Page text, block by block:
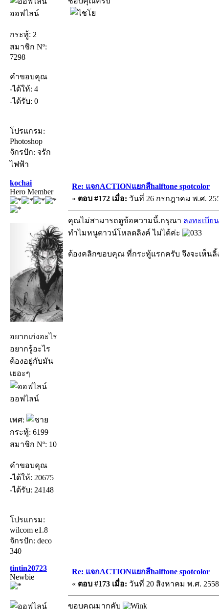
ออฟไลน์
กระทู้: 2
สมาชิก Nº:
7298
คำขอบคุณ
-ได้ให้: 4
-ได้รับ: 0
โปรแกรม:
Photoshop
จักรปัก: จรัก
ไฟฟ้า
kochai
Hero Member
อยากเก่งอะไร
อยากรู้อะไร
ต้องอยู่กับมัน
เยอะๆ
ออฟไลน์
เพศ:
กระทู้: 6199
สมาชิก Nº: 10
คำขอบคุณ
-ได้ให้: 20675
-ได้รับ: 24148
โปรแกรม:
wilcom e1.8
จักรปัก: deco
340
Re: แจกACTIONแยกสีhalftone spotcolor
« ตอบ #172 เมื่อ: วันที่ 26 กรกฎาคม พ.ศ.
คุณไม่สามารถดูข้อความนี้.กรุณา ลงทะเบียน
ทำไมหนูดาวน์โหลดลิงค์ ไม่ได้ค่ะ
ต้องคลิกขอบคุณ ที่กระทู้แรกครับ จึงจะเห็น
tintin20723
Newbie
Re: แจกACTIONแยกสีhalftone spotcolor
« ตอบ #173 เมื่อ: วันที่ 20 สิงหาคม พ.ศ.
ขอบคุณมากคับ